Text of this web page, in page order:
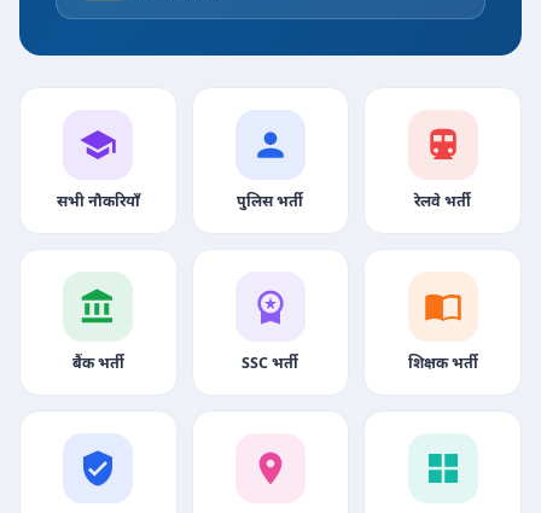
सभी नौकरियाँ पुलिस भर्ती रेलवे भर्ती
बैंक भर्ती SSC भर्ती शिक्षक भर्ती